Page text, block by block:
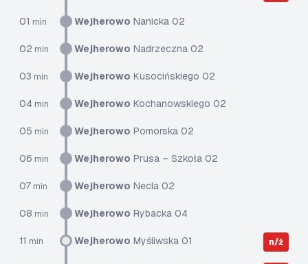
01 min Wejherowo Nanicka 02
02 min Wejherowo Nadrzeczna 02
03 min Wejherowo Kusocińskiego 02
04 min Wejherowo Kochanowskiego 02
05 min Wejherowo Pomorska 02
06 min Wejherowo Prusa – Szkoła 02
07 min Wejherowo Necla 02
08 min Wejherowo Rybacka 04
11 min Wejherowo Myśliwska 01 n/ż